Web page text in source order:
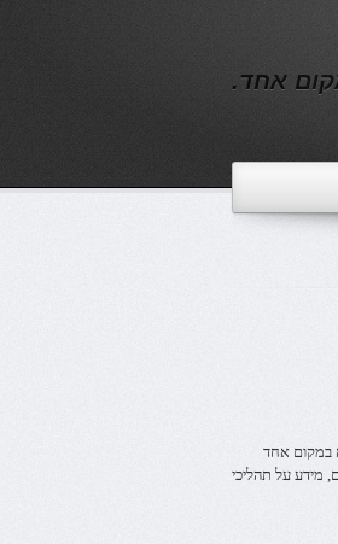
אחד.
במקום אחד
מידע על תהליכי